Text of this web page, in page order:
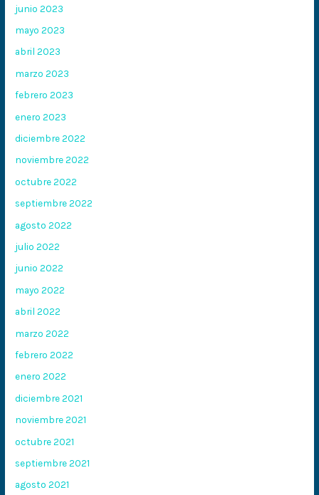
junio 2023
mayo 2023
abril 2023
marzo 2023
febrero 2023
enero 2023
diciembre 2022
noviembre 2022
octubre 2022
septiembre 2022
agosto 2022
julio 2022
junio 2022
mayo 2022
abril 2022
marzo 2022
febrero 2022
enero 2022
diciembre 2021
noviembre 2021
octubre 2021
septiembre 2021
agosto 2021